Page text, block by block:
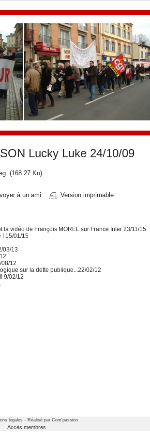
Lucky Luke 24/10/09
(168.27 Ko)
à un ami Version imprimable
la vidéo de François MOREL sur France Inter 23/11/15
! 15/01/15
03/13
08/12
sur la dette publique...22/02/12
9/02/12
légales - Réalisé par Com'passion
Accès membres